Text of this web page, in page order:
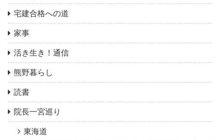
宅建合格への道
家事
活き生き！通信
熊野暮らし
読書
院長一宮巡り
東海道